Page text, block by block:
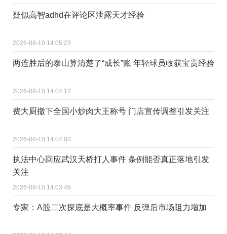
疑似高智adhd在评论区泄露天才经验 ​
2026-08-10 14:05:23
两连胜后的泰山算清楚了“成长”账 年轻球员收获宝贵经验
2026-08-10 14:04:12
费大厨撤下全国小炒肉大王称号 门店宣传调整引发关注
2026-08-10 14:04:03
执法中心回应武汉天桥打人事件 条例能否真正落地引发
关注
2026-08-10 14:03:46
专家：A股二次探底是大概率事件 反弹后市场阻力增加